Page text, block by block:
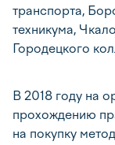
транспорта,
техникума,
Городецкого
В 2018 году на
прохождению
на покупку